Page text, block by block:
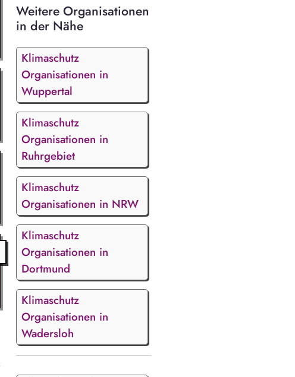
Weitere Organisationen
in der Nähe
Klimaschutz
Organisationen in
Wuppertal
Klimaschutz
Organisationen in
Ruhrgebiet
Klimaschutz
Organisationen in NRW
Klimaschutz
Organisationen in
Dortmund
Klimaschutz
Organisationen in
Wadersloh